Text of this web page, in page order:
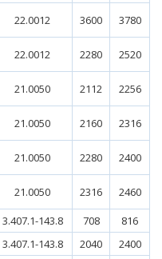
22.0012 3600 3780
22.0012 2280 2520
21.0050 2112 2256
21.0050 2160 2316
21.0050 2280 2400
21.0050 2316
2460
3.407.1-143.8 708
816
3.407.1-143.8 2040
2400